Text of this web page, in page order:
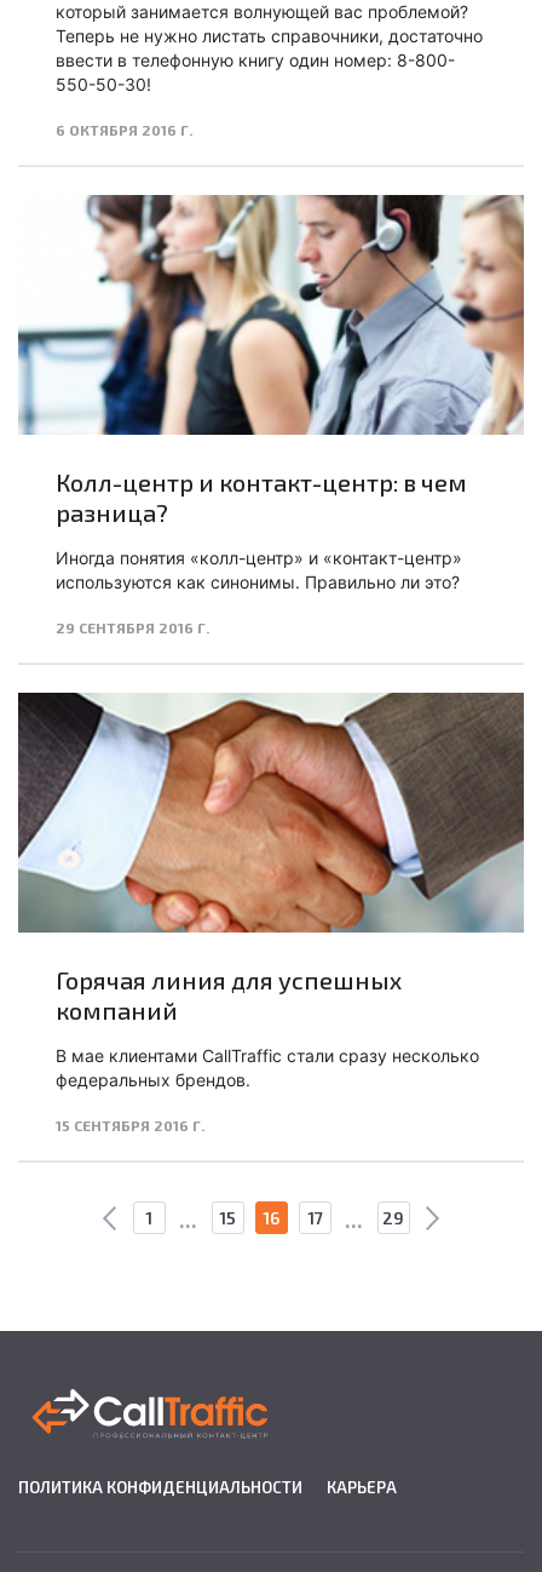
который занимается волнующей вас проблемой?
Теперь не нужно листать справочники, достаточно
ввести в телефонную книгу один номер: 8-800-
550-50-30!
6 ОКТЯБРЯ 2016 Г.
Колл-центр и контакт-центр: в чем
разница?
Иногда понятия «колл-центр» и «контакт-центр»
используются как синонимы. Правильно ли это?
29 СЕНТЯБРЯ 2016 Г.
Горячая линия для успешных
компаний
В мае клиентами CallTraffic стали сразу несколько
федеральных брендов.
15 СЕНТЯБРЯ 2016 Г.
1 ... 15 16 17 ... 29
ПОЛИТИКА КОНФИДЕНЦИАЛЬНОСТИ КАРЬЕРА